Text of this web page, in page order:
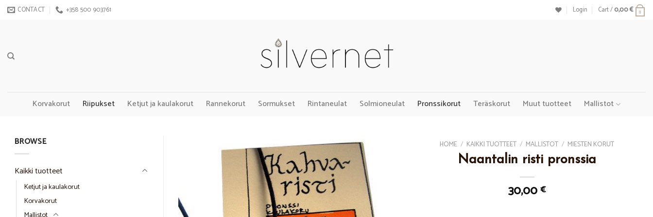
Skip CONTACT +358 500 903761 Login Cart /0,00€ 0
Korvakorut Riipukset Ketjut ja kaulakorut Rannekorut Sormukset Rintaneulat Solmioneulat Pronssikorut Teräskorut Muut tuotteet Mallistot
BROWSE
Kaikki tuotteet
Ketjut ja kaulakorut
Korvakorut
HOME / KAIKKI TUOTTEET / MALLISTOT / MIESTEN KORUT
Naantalin risti pronssia
30,00€